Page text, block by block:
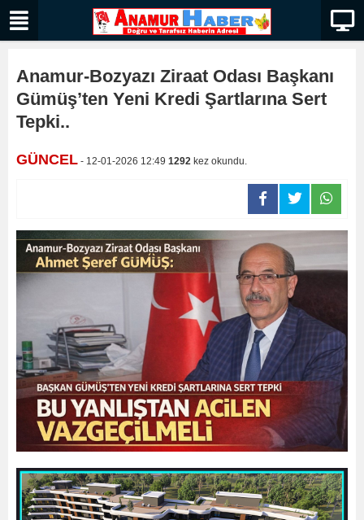
Anamur-Bozyazı Ziraat Odası Başkanı
Gümüş’ten Yeni Kredi Şartlarına Sert
Tepki..
GÜNCEL - 12-01-2026 12:49 1292 kez okundu.